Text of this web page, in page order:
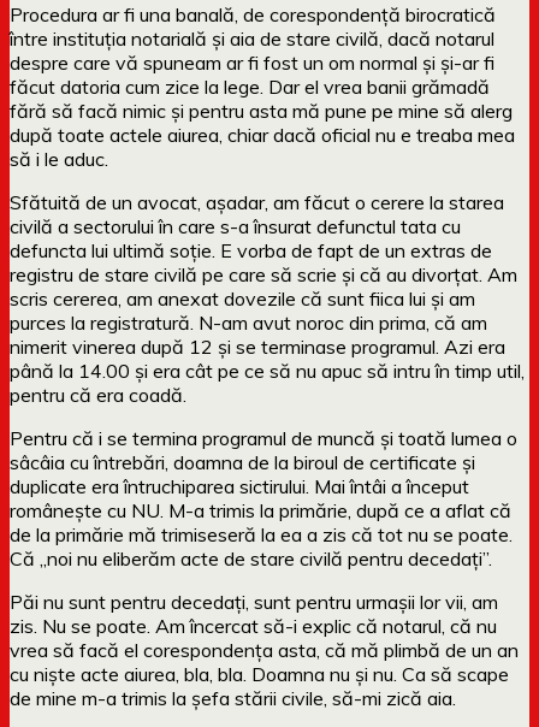
Procedura ar fi una banală, de corespondență birocratică
între instituția notarială și aia de stare civilă, dacă notarul
despre care vă spuneam ar fi fost un om normal și și-ar fi
făcut datoria cum zice la lege. Dar el vrea banii grămadă
fără să facă nimic și pentru asta mă pune pe mine să alerg
după toate actele aiurea, chiar dacă oficial nu e treaba mea
să i le aduc.
Sfătuită de un avocat, așadar, am făcut o cerere la starea
civilă a sectorului în care s-a însurat defunctul tata cu
defuncta lui ultimă soție. E vorba de fapt de un extras de
registru de stare civilă pe care să scrie și că au divorțat. Am
scris cererea, am anexat dovezile că sunt fiica lui și am
purces la registratură. N-am avut noroc din prima, că am
nimerit vinerea după 12 și se terminase programul. Azi era
până la 14.00 și era cât pe ce să nu apuc să intru în timp util,
pentru că era coadă.
Pentru că i se termina programul de muncă și toată lumea o
sâcâia cu întrebări, doamna de la biroul de certificate și
duplicate era întruchiparea sictirului. Mai întâi a început
românește cu NU. M-a trimis la primărie, după ce a aflat că
de la primărie mă trimiseseră la ea a zis că tot nu se poate.
Că „noi nu eliberăm acte de stare civilă pentru decedați”.
Păi nu sunt pentru decedați, sunt pentru urmașii lor vii, am
zis. Nu se poate. Am încercat să-i explic că notarul, că nu
vrea să facă el corespondența asta, că mă plimbă de un an
cu niște acte aiurea, bla, bla. Doamna nu și nu. Ca să scape
de mine m-a trimis la șefa stării civile, să-mi zică aia.